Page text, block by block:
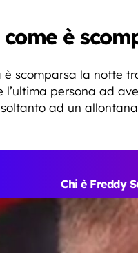
è
scomparsa la notte
l’ultima persona ad
soltanto ad un
Chi è Freddy